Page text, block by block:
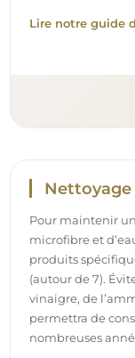
Lire notre guide
Pour maintenir
microfibre et
produits
(autour de 7).
vinaigre, de
permettra de
nombreuses